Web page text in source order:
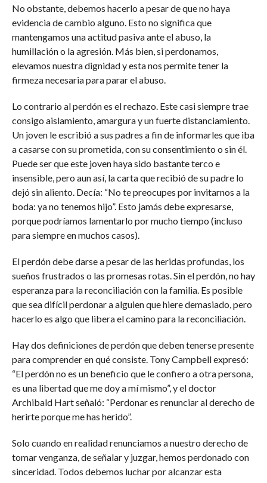
No obstante, debemos hacerlo a pesar de que no haya
evidencia de cambio alguno. Esto no significa que
mantengamos una actitud pasiva ante el abuso, la
humillación o la agresión. Más bien, si perdonamos,
elevamos nuestra dignidad y esta nos permite tener la
firmeza necesaria para parar el abuso.
Lo contrario al perdón es el rechazo. Este casi siempre trae
consigo aislamiento, amargura y un fuerte distanciamiento.
Un joven le escribió a sus padres a fin de informarles que iba
a casarse con su prometida, con su consentimiento o sin él.
Puede ser que este joven haya sido bastante terco e
insensible, pero aun así, la carta que recibió de su padre lo
dejó sin aliento. Decía: “No te preocupes por invitarnos a la
boda: ya no tenemos hijo”. Esto jamás debe expresarse,
porque podríamos lamentarlo por mucho tiempo (incluso
para siempre en muchos casos).
El perdón debe darse a pesar de las heridas profundas, los
sueños frustrados o las promesas rotas. Sin el perdón, no hay
esperanza para la reconciliación con la familia. Es posible
que sea difícil perdonar a alguien que hiere demasiado, pero
hacerlo es algo que libera el camino para la reconciliación.
Hay dos definiciones de perdón que deben tenerse presente
para comprender en qué consiste. Tony Campbell expresó:
“El perdón no es un beneficio que le confiero a otra persona,
es una libertad que me doy a mí mismo”, y el doctor
Archibald Hart señaló: “Perdonar es renunciar al derecho de
herirte porque me has herido”.
Solo cuando en realidad renunciamos a nuestro derecho de
tomar venganza, de señalar y juzgar, hemos perdonado con
sinceridad. Todos debemos luchar por alcanzar esta